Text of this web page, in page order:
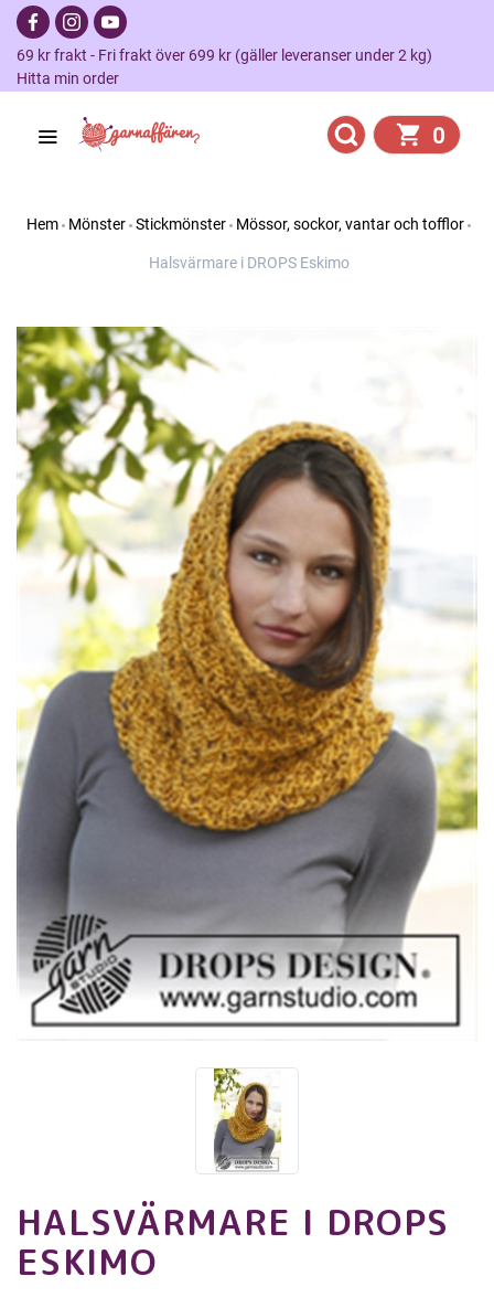
69 kr frakt - Fri frakt över 699 kr (gäller leveranser under 2 kg)
Hitta min order
0
Hem Mönster Stickmönster Mössor, sockor, vantar och tofflor
Halsvärmare i DROPS Eskimo
HALSVÄRMARE I DROPS
ESKIMO